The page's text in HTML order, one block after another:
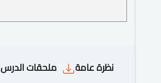
نظرة عامة ملحقات الدرس